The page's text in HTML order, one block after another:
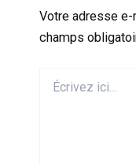
Votre adresse e-
champs
ici…